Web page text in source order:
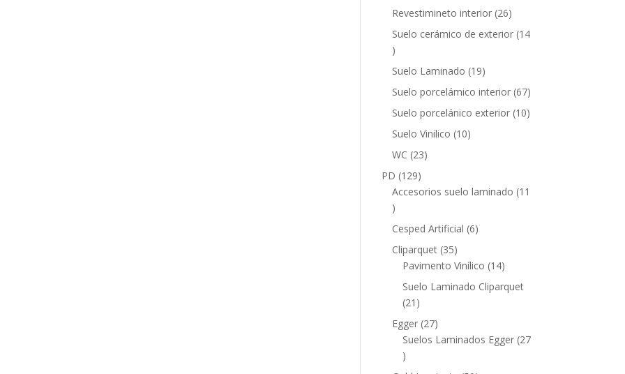
productos
Revestimineto interior 2626
productos
Suelo cerámico de exterior 14
14
productos
Suelo Laminado 1919
productos
Suelo porcelámico interior 6767
productos
Suelo porcelánico exterior 1010
Suelo Vinilico 1010
WC 2323
PD 129129
productos
Accesorios suelo laminado 11
11
productos
Cesped Artificial 66
Cliparquet 3535
productos
Pavimento Vinílico 1414
productos
Suelo Laminado Cliparquet
21 21
productos
Egger 2727
productos
Suelos Laminados Egger 27
27
productos